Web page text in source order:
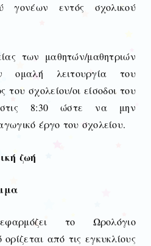
γονέων εντός σχολικού
των μαθητών/μαθητριών
λειτουργία του
του σχολείου/οι είσοδοι του
στις 8:30 ώστε να μην
έργο του σχολείου.
ζωή
το Ωρολόγιο
από τις εγκυκλίους